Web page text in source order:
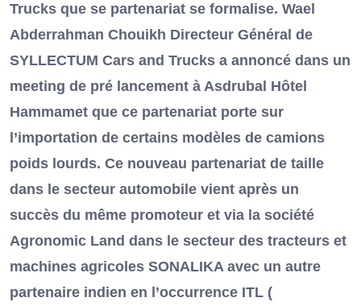
Trucks que se partenariat se formalise. Wael
Abderrahman Chouikh Directeur Général de
SYLLECTUM Cars and Trucks a annoncé dans un
meeting de pré lancement à Asdrubal Hôtel
Hammamet que ce partenariat porte sur
l’importation de certains modèles de camions
poids lourds. Ce nouveau partenariat de taille
dans le secteur automobile vient après un
succès du même promoteur et via la société
Agronomic Land dans le secteur des tracteurs et
machines agricoles SONALIKA avec un autre
partenaire indien en l’occurrence ITL (